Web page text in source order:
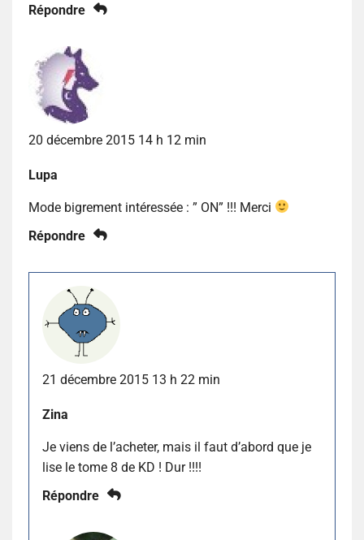
Répondre
20 décembre 2015 14 h 12 min
Lupa
Mode bigrement intéressée : ” ON” !!! Merci
Répondre
21 décembre 2015 13 h 22 min
Zina
Je viens de l’acheter, mais il faut d’abord que je
lise le tome 8 de KD ! Dur !!!!
Répondre